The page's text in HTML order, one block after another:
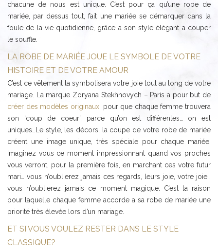
chacune de nous est unique. C’est pour ça qu’une robe de
mariée, par dessus tout, fait une mariée se démarquer dans la
foule de la vie quotidienne, grâce a son style élégant a couper
le souffle.
LA ROBE DE MARIÉE JOUE LE SYMBOLE DE VOTRE
HISTOIRE ET DE VOTRE AMOUR
C’est ce vêtement la symbolisera votre joie tout au long de votre
mariage. La marque Zoryana Stekhnovych – Paris a pour but de
créer des modèles originaux, pour que chaque femme trouvera
son ‘coup de coeur’, parce qu’on est différentes… on est
uniques…Le style, les décors, la coupe de votre robe de mariée
créent une image unique, très spéciale pour chaque mariée.
Imaginez vous ce moment impressionnant quand vos proches
vous verront, pour la première fois, en marchant ces votre futur
mari… vous n’oublierez jamais ces regards, leurs joie, votre joie…
vous n’oublierez jamais ce moment magique. C’est la raison
pour laquelle chaque femme accorde a sa robe de mariée une
priorité très élevée lors d’un mariage.
ET SI VOUS VOULEZ RESTER DANS LE STYLE
CLASSIQUE?